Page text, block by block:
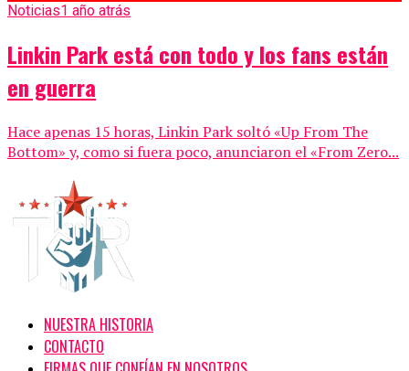
Noticias1 año atrás
Linkin Park está con todo y los fans están
en guerra
Hace apenas 15 horas, Linkin Park soltó «Up From The
Bottom» y, como si fuera poco, anunciaron el «From Zero...
NUESTRA HISTORIA
CONTACTO